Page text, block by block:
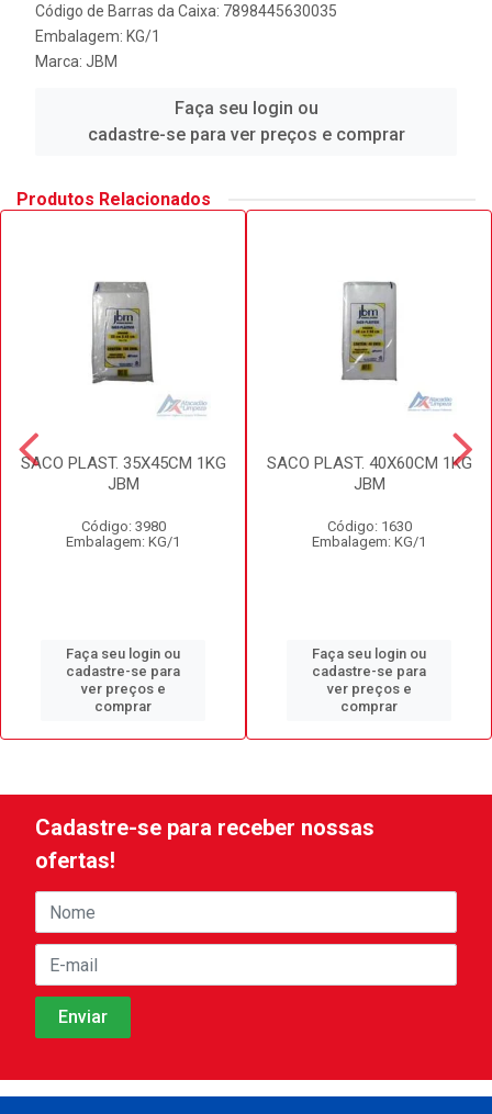
Código de Barras da Caixa: 7898445630035
Embalagem: KG/1
Marca: JBM
Faça seu login ou
cadastre-se para ver preços e comprar
Produtos Relacionados
SACO PLAST. 35X45CM 1KG
JBM
Código: 3980
Embalagem: KG/1
Faça seu login ou
cadastre-se para
ver preços e
comprar
SACO PLAST. 40X60CM 1KG
JBM
Código: 1630
Embalagem: KG/1
Faça seu login ou
cadastre-se para
ver preços e
comprar
Cadastre-se para receber nossas
ofertas!